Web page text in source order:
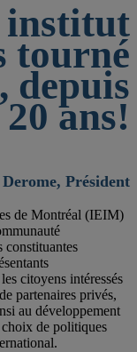
institut
tourné
depuis
ans!
Président
de Montréal (IEIM)
constituantes
citoyens intéressés
partenaires privés,
au développement
de politiques